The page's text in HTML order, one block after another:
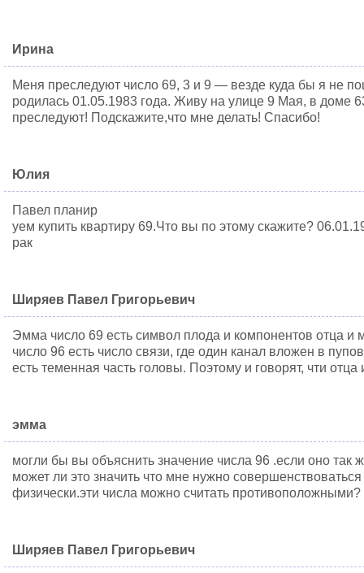
Ирина
Меня преследуют число 69, 3 и 9 — везде куда бы я не
родилась 01.05.1983 года. Живу на улице 9 Мая, в доме
преследуют! Подскажите,что мне делать! Спасибо!
Юлия
Павел планир
уем купить квартиру 69.Что вы по этому скажите?
рак
Ширяев Павел Григорьевич
Эмма число 69 есть символ плода и компонентов отца и
число 96 есть число связи, где один канал вложен в
есть теменная часть головы. Поэтому и говорят, чти
эмма
могли бы вы объяснить значение числа 96 .если оно так
может ли это значить что мне нужно
физически.эти числа можно считать противоположными?
Ширяев Павел Григорьевич